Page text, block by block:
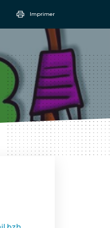
Imprimer